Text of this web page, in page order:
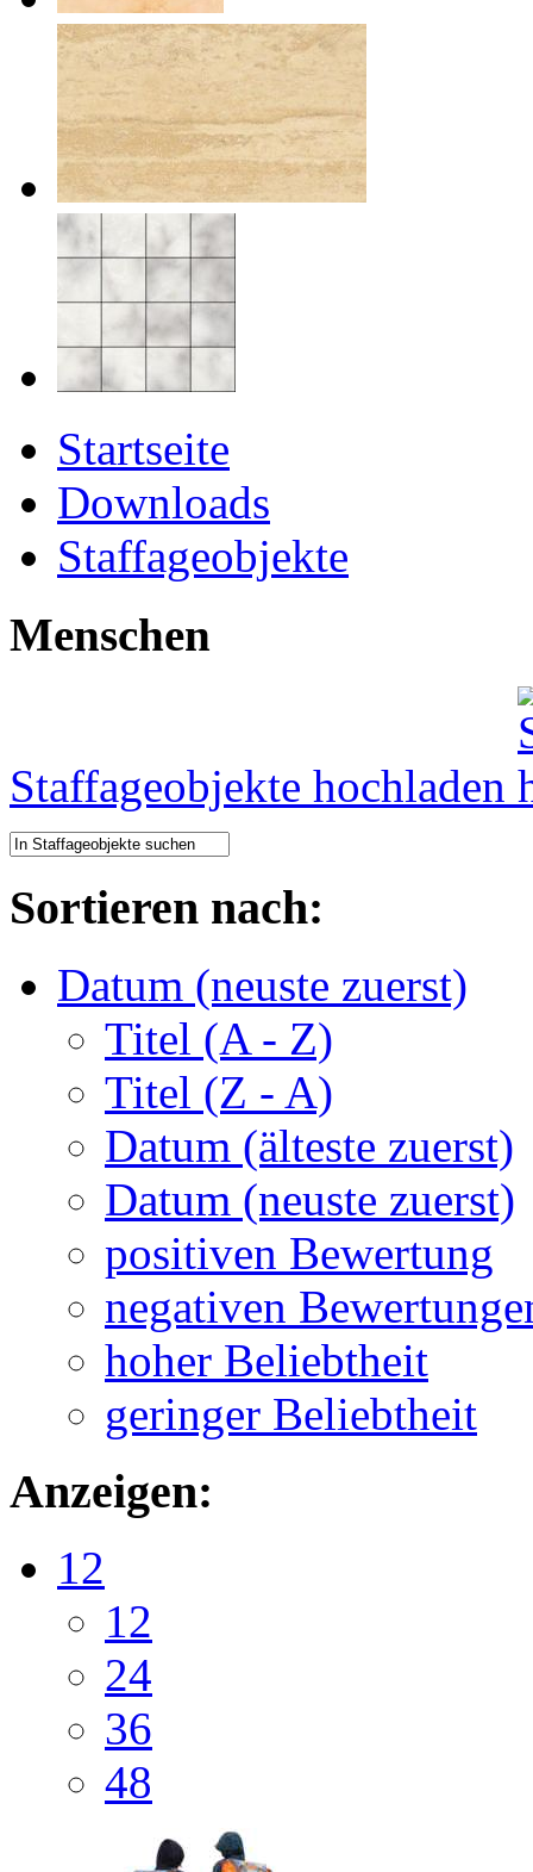
Startseite
Downloads
Staffageobjekte
Menschen
Staffageobjekte hochladen
Sortieren nach:
Datum (neuste zuerst)
Titel (A - Z)
Titel (Z - A)
Datum (älteste zuerst)
Datum (neuste zuerst)
positiven Bewertung
negativen
hoher Beliebtheit
geringer Beliebtheit
Anzeigen:
12
12
24
36
48